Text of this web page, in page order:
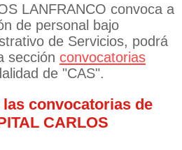
LANFRANCO convoca a
de personal bajo
de Servicios, podrá
sección convocatorias
de "CAS".
las convocatorias de
CARLOS